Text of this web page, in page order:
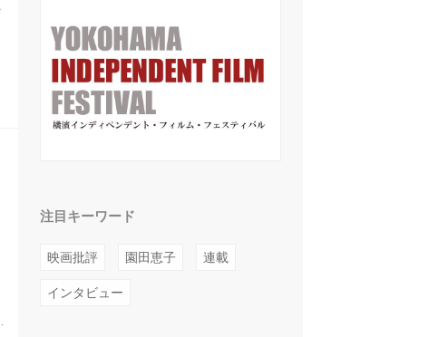
注目キーワード
映画批評 園田恵子 連載
インタビュー